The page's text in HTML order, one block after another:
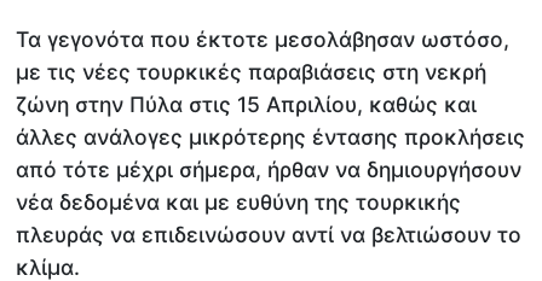
Τα γεγονότα που έκτοτε μεσολάβησαν ωστόσο,
με τις νέες τουρκικές παραβιάσεις στη νεκρή
ζώνη στην Πύλα στις 15 Απριλίου, καθώς και
άλλες ανάλογες μικρότερης έντασης προκλήσεις
από τότε μέχρι σήμερα, ήρθαν να δημιουργήσουν
νέα δεδομένα και με ευθύνη της τουρκικής
πλευράς να επιδεινώσουν αντί να βελτιώσουν το
κλίμα.